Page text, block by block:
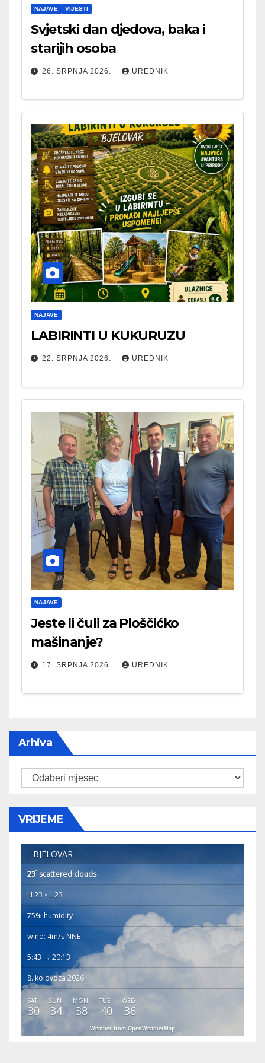
NAJAVE VIJESTI
Svjetski dan djedova, baka i
starijih osoba
26. SRPNJA 2026. UREDNIK
NAJAVE
LABIRINTI U KUKURUZU
22. SRPNJA 2026. UREDNIK
NAJAVE
Jeste li čuli za Ploščićko
mašinanje?
17. SRPNJA 2026. UREDNIK
Arhiva
Arhiva
VRIJEME
BJELOVAR
23°scattered clouds
H 23 • L 23
75% humidity
wind: 4m/s NNE
5:43 → 20:13
8. kolovoza 2026.
SAT
30
SUN
34
MON
38
TUE
40
WED
36
Weather from OpenWeatherMap